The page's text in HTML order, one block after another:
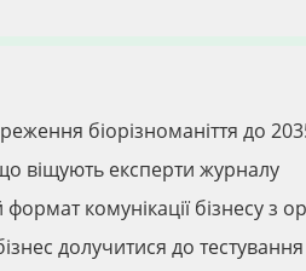
біорізноманіття до
віщують експерти журналу
комунікації бізнесу з
долучитися до